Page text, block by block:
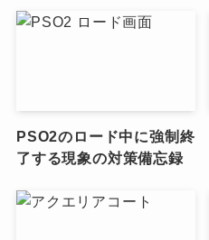
PSO2のロード中に強制終
了する現象の対策備忘録